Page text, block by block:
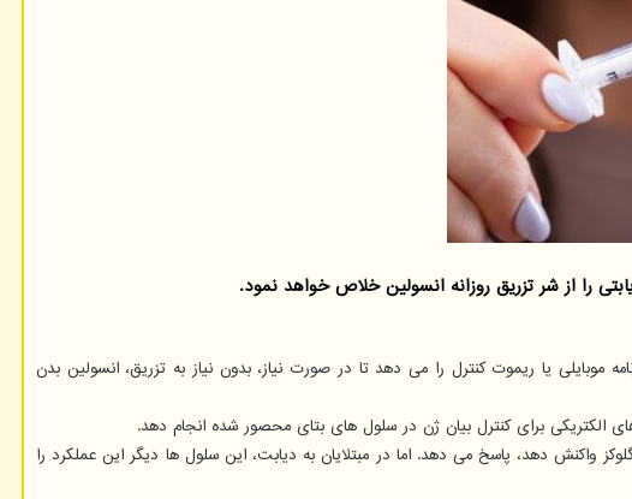
را از شر تزریق روزانه انسولین خلاص خواهد نمود.
موبایلی یا ریموت کنترل را می دهد تا در صورت نیاز، بدون نیاز به تزریق، انسولین بدن
واکنش دهد، پاسخ می دهد. اما در مبتلایان به دیابت، این سلول ها دیگر این عملکرد را